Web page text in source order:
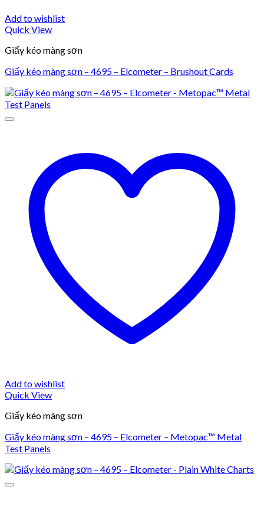
Add to wishlist
Quick View
Giấy kéo màng sơn
Giấy kéo màng sơn – 4695 – Elcometer – Brushout Cards
Add to wishlist
Quick View
Giấy kéo màng sơn
Giấy kéo màng sơn – 4695 – Elcometer – Metopac™ Metal
Test Panels